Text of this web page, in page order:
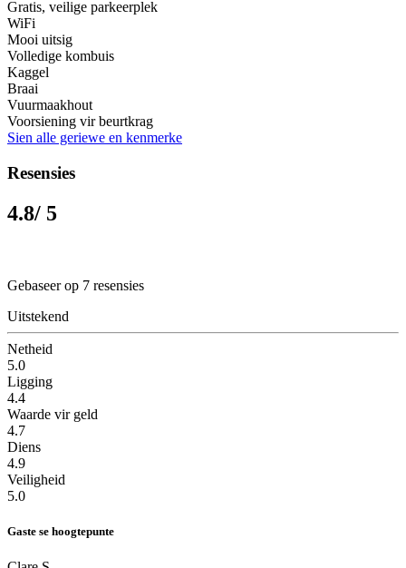
Gratis, veilige parkeerplek
WiFi
Mooi uitsig
Volledige kombuis
Kaggel
Braai
Vuurmaakhout
Voorsiening vir beurtkrag
Sien alle geriewe en kenmerke
Resensies
4.8/ 5
Gebaseer op 7 resensies
Uitstekend
Netheid
5.0
Ligging
4.4
Waarde vir geld
4.7
Diens
4.9
Veiligheid
5.0
Gaste se hoogtepunte